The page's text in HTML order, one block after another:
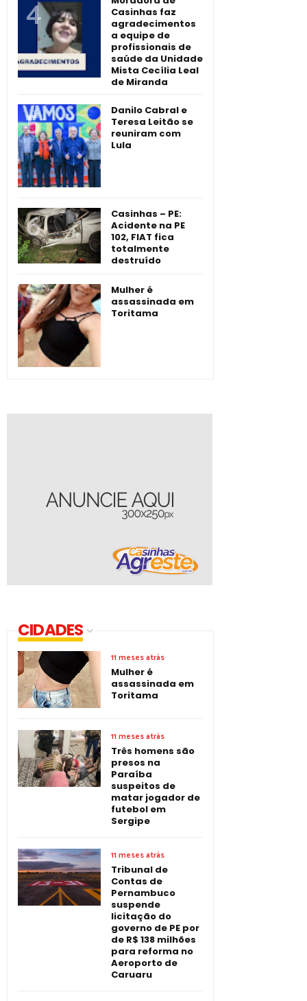
Casinhas faz
agradecimentos
a equipe de
profissionais de
saúde da Unidade
Mista Cecília Leal
de Miranda
Danilo Cabral e
Teresa Leitão se
reuniram com
Lula
Casinhas – PE:
Acidente na PE
102, FIAT fica
totalmente
destruído
Mulher é
assassinada em
Toritama
CIDADES
11 meses atrás
Mulher é
assassinada em
Toritama
11 meses atrás
Três homens são
presos na
Paraíba
suspeitos de
matar jogador de
futebol em
Sergipe
11 meses atrás
Tribunal de
Contas de
Pernambuco
suspende
licitação do
governo de PE por
de R$ 138 milhões
para reforma no
Aeroporto de
Caruaru